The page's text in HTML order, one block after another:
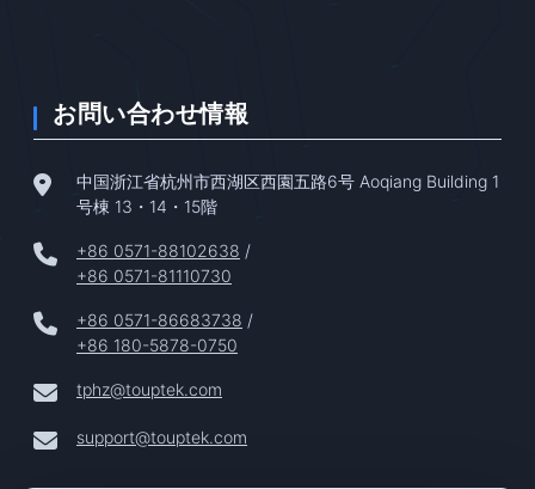
お問い合わせ情報
中国浙江省杭州市西湖区西園五路6号 Aoqiang Building 1
号棟 13・14・15階
+86 0571-88102638 /
+86 0571-81110730
+86 0571-86683738 /
+86 180-5878-0750
tphz@touptek.com
support@touptek.com